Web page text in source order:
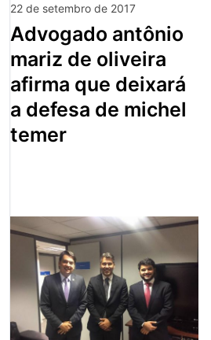
22 de setembro de 2017
advogado antônio
mariz de oliveira
afirma que deixará
a defesa de michel
temer